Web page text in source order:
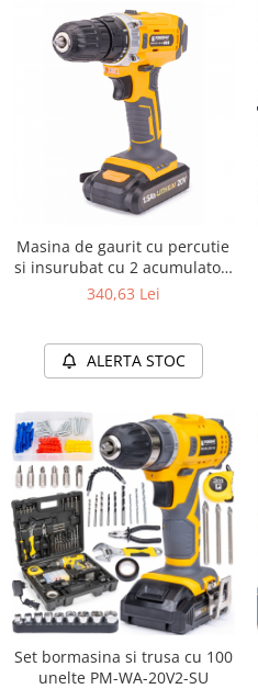
Masina de gaurit cu percutie
si insurubat cu 2 acumulatori
bormasina PM-WA-20V-1.5AT
340,63 Lei
ALERTA STOC
Set bormasina si trusa cu 100
unelte PM-WA-20V2-SU